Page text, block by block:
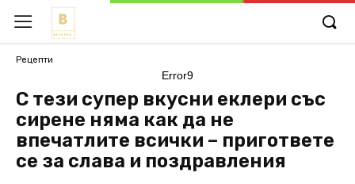
Рецепти
Error9
С тези супер вкусни еклери със
сирене няма как да не
впечатлите всички – пригответе
се за слава и поздравления